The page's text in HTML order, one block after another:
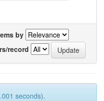
by
record
seconds).